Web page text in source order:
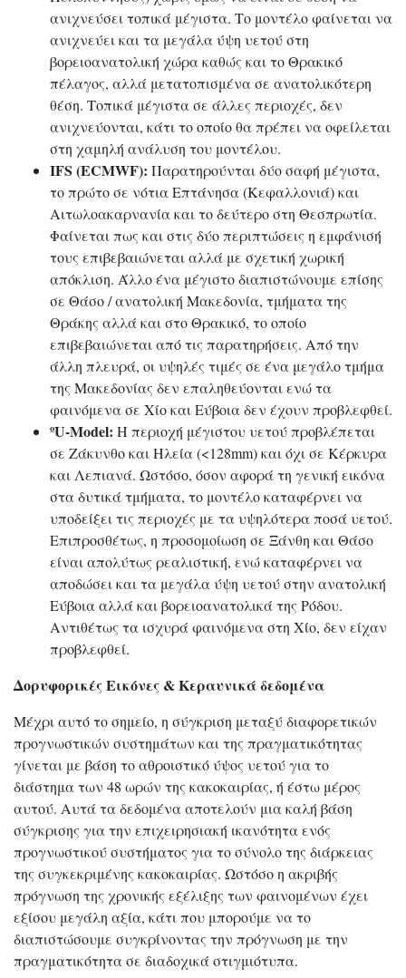
ανιχνεύσει τοπικά μέγιστα. Το μοντέλο φαίνεται να
ανιχνεύει και τα μεγάλα ύψη υετού στη
βορειοανατολική χώρα καθώς και το Θρακικό
πέλαγος, αλλά μετατοπισμένα σε ανατολικότερη
θέση. Τοπικά μέγιστα σε άλλες περιοχές, δεν
ανιχνεύονται, κάτι το οποίο θα πρέπει να οφείλεται
στη χαμηλή ανάλυση του μοντέλου.
IFS (ECMWF): Παρατηρούνται δύο σαφή μέγιστα,
το πρώτο σε νότια Επτάνησα (Κεφαλλονιά) και
Αιτωλοακαρνανία και το δεύτερο στη Θεσπρωτία.
Φαίνεται πως και στις δύο περιπτώσεις η εμφάνισή
τους επιβεβαιώνεται αλλά με σχετική χωρική
απόκλιση. Άλλο ένα μέγιστο διαπιστώνουμε επίσης
σε Θάσο / ανατολική Μακεδονία, τμήματα της
Θράκης αλλά και στο Θρακικό, το οποίο
επιβεβαιώνεται από τις παρατηρήσεις. Από την
άλλη πλευρά, οι υψηλές τιμές σε ένα μεγάλο τμήμα
της Μακεδονίας δεν επαληθεύονται ενώ τα
φαινόμενα σε Χίο και Εύβοια δεν έχουν προβλεφθεί.
ºU-Model: Η περιοχή μέγιστου υετού προβλέπεται
σε Ζάκυνθο και Ηλεία (<128mm) και όχι σε Κέρκυρα
και Λεπιανά. Ωστόσο, όσον αφορά τη γενική εικόνα
στα δυτικά τμήματα, το μοντέλο καταφέρνει να
υποδείξει τις περιοχές με τα υψηλότερα ποσά υετού.
Επιπροσθέτως, η προσομοίωση σε Ξάνθη και Θάσο
είναι απολύτως ρεαλιστική, ενώ καταφέρνει να
αποδώσει και τα μεγάλα ύψη υετού στην ανατολική
Εύβοια αλλά και βορειοανατολικά της Ρόδου.
Αντιθέτως τα ισχυρά φαινόμενα στη Χίο, δεν είχαν
προβλεφθεί.
Δορυφορικές Εικόνες & Κεραυνικά δεδομένα
Μέχρι αυτό το σημείο, η σύγκριση μεταξύ διαφορετικών
προγνωστικών συστημάτων και της πραγματικότητας
γίνεται με βάση το αθροιστικό ύψος υετού για το
διάστημα των 48 ωρών της κακοκαιρίας, ή έστω μέρος
αυτού. Αυτά τα δεδομένα αποτελούν μια καλή βάση
σύγκρισης για την επιχειρησιακή ικανότητα ενός
προγνωστικού συστήματος για το σύνολο της διάρκειας
της συγκεκριμένης κακοκαιρίας. Ωστόσο η ακριβής
πρόγνωση της χρονικής εξέλιξης των φαινομένων έχει
εξίσου μεγάλη αξία, κάτι που μπορούμε να το
διαπιστώσουμε συγκρίνοντας την πρόγνωση με την
πραγματικότητα σε διαδοχικά στιγμιότυπα.